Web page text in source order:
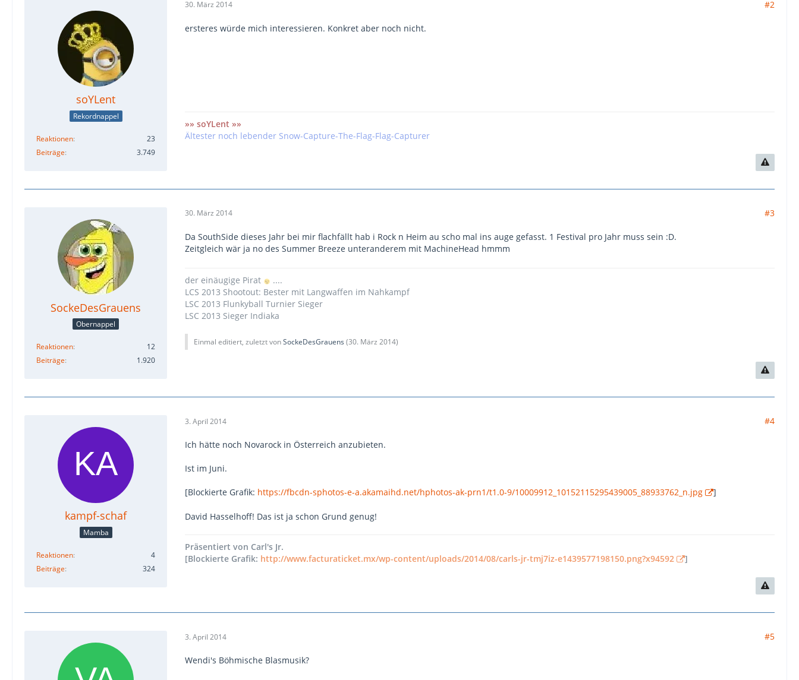
soYLent
Rekordnappel
Reaktionen
23
Beiträge
3.749
30. März 2014 #2
ersteres würde mich interessieren. Konkret aber noch nicht.
»» soYLent »»
Ältester noch lebender Snow-Capture-The-Flag-Flag-Capturer
SockeDesGrauens
Obernappel
Reaktionen
12
Beiträge
1.920
30. März 2014 #3
Da SouthSide dieses Jahr bei mir flachfällt hab i Rock n Heim au scho mal ins auge gefasst. 1 Festival pro Jahr muss sein :D.
Zeitgleich wär ja no des Summer Breeze unteranderem mit MachineHead hmmm
der einäugige Pirat
....
LCS 2013 Shootout: Bester mit Langwaffen im Nahkampf
LSC 2013 Flunkyball Turnier Sieger
LSC 2013 Sieger Indiaka
Einmal editiert, zuletzt vonSockeDesGrauens (30. März 2014)
kampf-schaf
Mamba
Reaktionen
4
Beiträge
324
3. April 2014 #4
Ich hätte noch Novarock in Österreich anzubieten.
Ist im Juni.
[Blockierte Grafik: https://fbcdn-sphotos-e-a.akamaihd.net/hphotos-ak-prn1/t1.0-9/10009912_10152115295439005_88933762_n.jpg ]
David Hasselhoff! Das ist ja schon Grund genug!
Präsentiert von Carl's Jr.
[Blockierte Grafik: http://www.facturaticket.mx/wp-content/uploads/2014/08/carls-jr-tmj7iz-e1439577198150.png?x94592 ]
3. April 2014 #5
Wendi's Böhmische Blasmusik?